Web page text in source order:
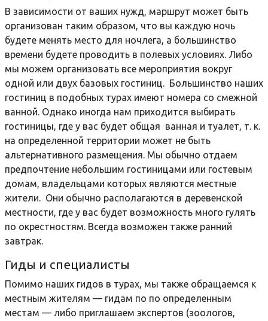
В зависимости от ваших нужд, маршрут может быть
организован таким образом, что вы каждую ночь
будете менять место для ночлега, а большинство
времени будете проводить в полевых условиях. Либо
мы можем организовать все мероприятия вокруг
одной или двух базовых гостиниц. Большинство наших
гостиниц в подобных турах имеют номера со смежной
ванной. Однако иногда нам приходится выбирать
гостиницы, где у вас будет общая ванная и туалет, т. к.
на определенной территории может не быть
альтернативного размещения. Мы обычно отдаем
предпочтение небольшим гостиницами или гостевым
домам, владельцами которых являются местные
жители. Они обычно располагаются в деревенской
местности, где у вас будет возможность много гулять
по окрестностям. Всегда возможен также ранний
завтрак.
Гиды и специалисты
Помимо наших гидов в турах, мы также обращаемся к
местным жителям — гидам по по определенным
местам — либо приглашаем экспертов (зоологов,